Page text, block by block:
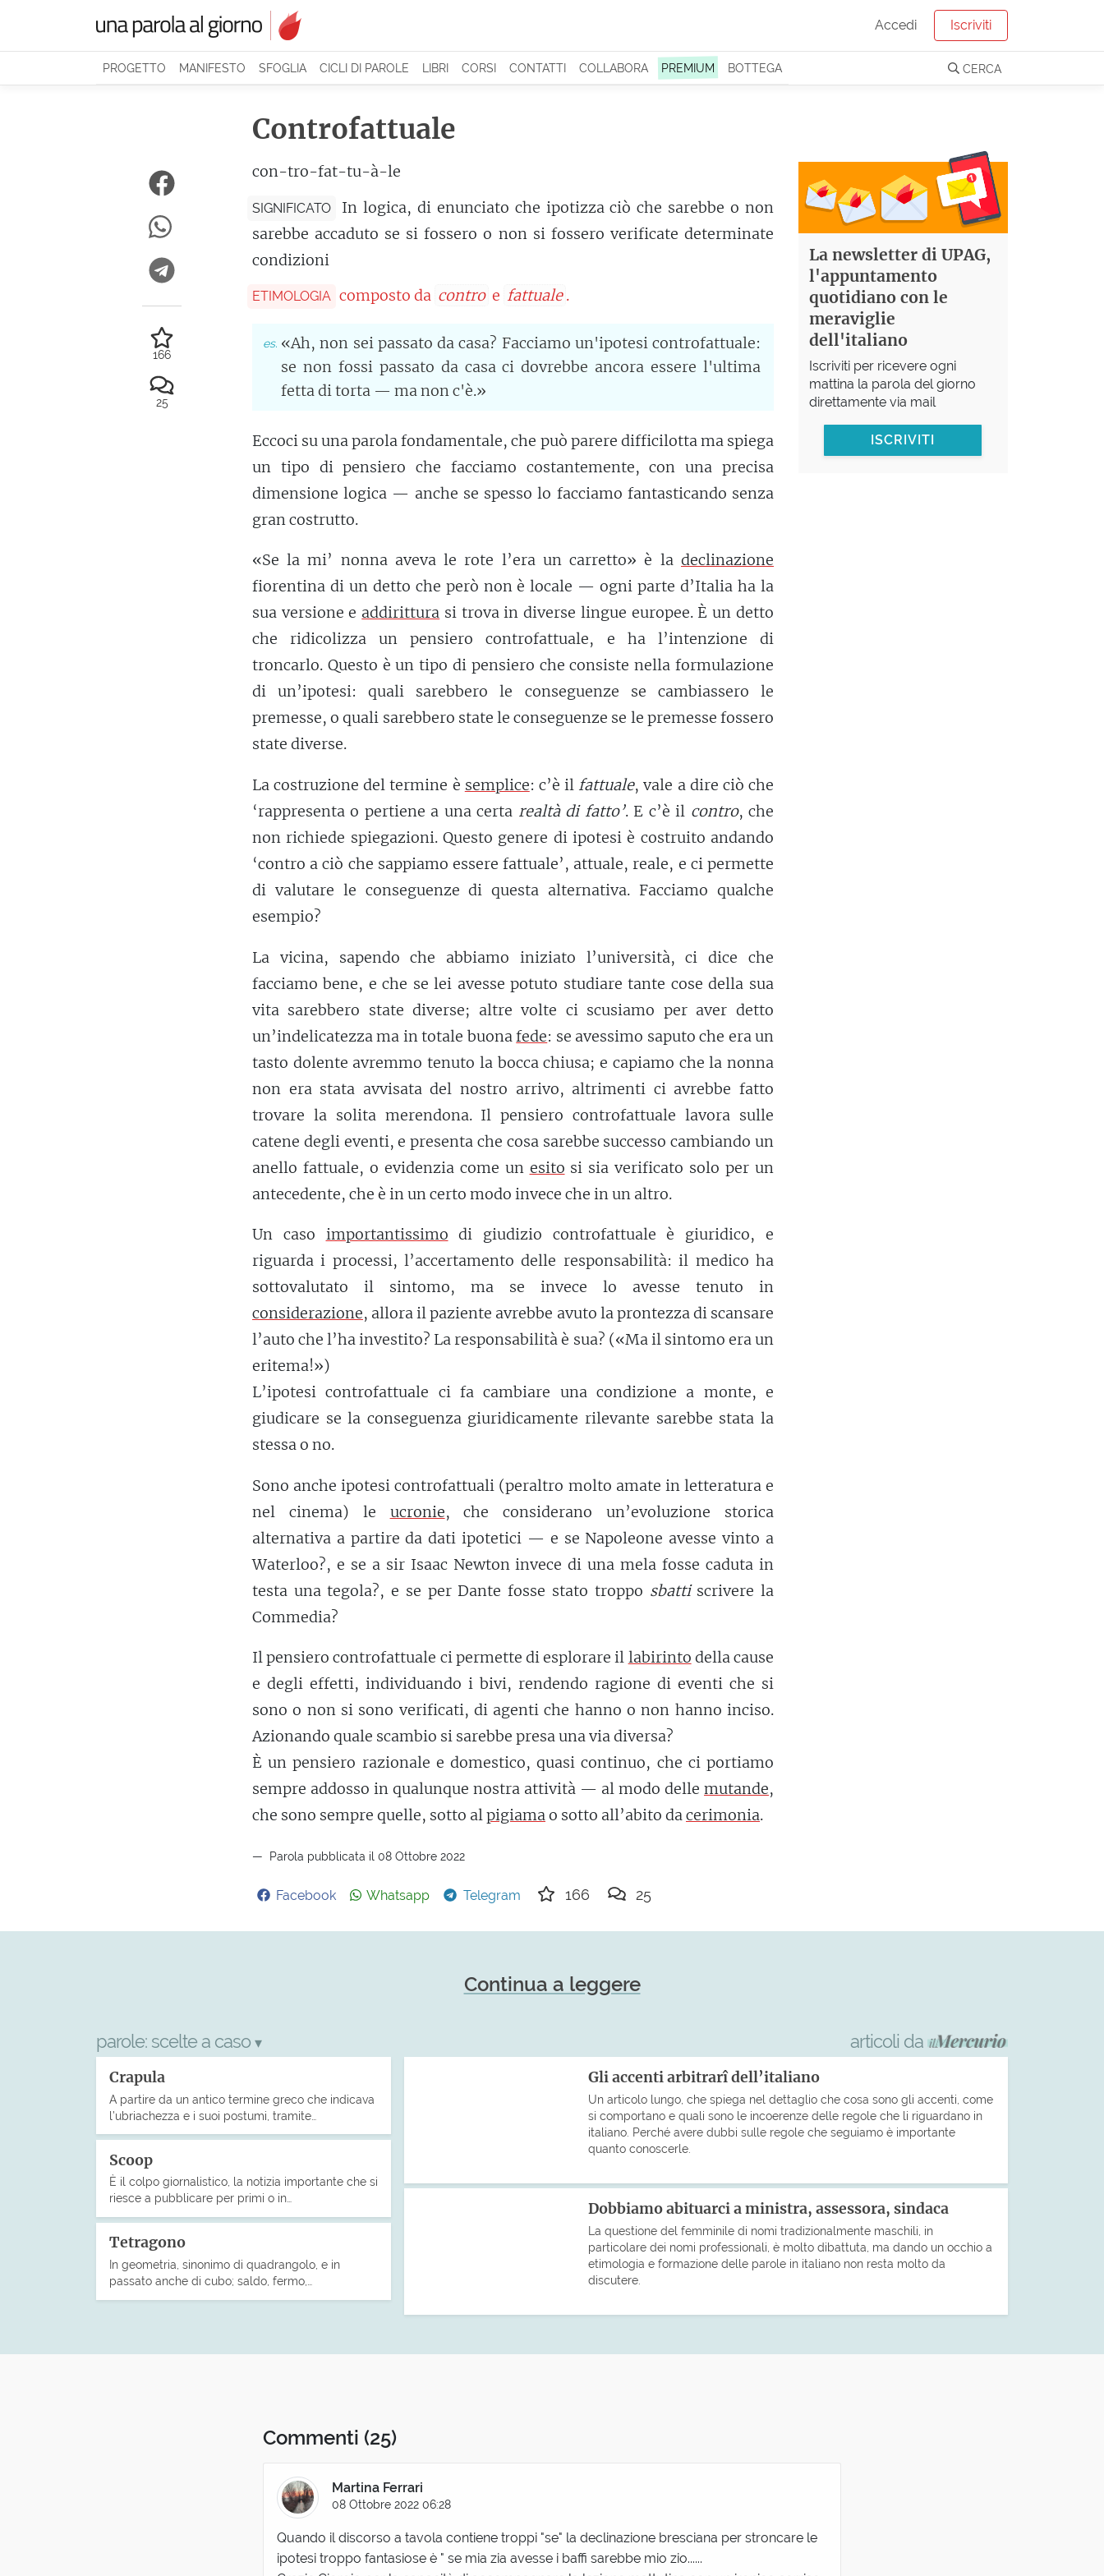
Accedi Iscriviti
PROGETTO MANIFESTO SFOGLIA CICLI DI PAROLE LIBRI CORSI CONTATTI COLLABORA PREMIUM BOTTEGA CERCA
Controfattuale
con-tro-fat-tu-à-le
SIGNIFICATO
In logica, di enunciato che ipotizza ciò che sarebbe o non
sarebbe accaduto se si fossero o non si fossero verificate determinate
condizioni
ETIMOLOGIA composto da contro e fattuale .
«Ah, non sei passato da casa? Facciamo un'ipotesi controfattuale:
se non fossi passato da casa ci dovrebbe ancora essere l'ultima
fetta di torta — ma non c'è.»
Eccoci su una parola fondamentale, che può parere difficilotta ma spiega
un tipo di pensiero che facciamo costantemente, con una precisa
dimensione logica — anche se spesso lo facciamo fantasticando senza
gran costrutto.
«Se la mi’ nonna aveva le rote l’era un carretto» è la declinazione
fiorentina di un detto che però non è locale — ogni parte d’Italia ha la
sua versione e addirittura si trova in diverse lingue europee. È un detto
che ridicolizza un pensiero controfattuale, e ha l’intenzione di
troncarlo. Questo è un tipo di pensiero che consiste nella formulazione
di un’ipotesi: quali sarebbero le conseguenze se cambiassero le
premesse, o quali sarebbero state le conseguenze se le premesse fossero
state diverse.
La costruzione del termine è semplice: c’è il fattuale, vale a dire ciò che
‘rappresenta o pertiene a una certa realtà di fatto’. E c’è il contro, che
non richiede spiegazioni. Questo genere di ipotesi è costruito andando
‘contro a ciò che sappiamo essere fattuale’, attuale, reale, e ci permette
di valutare le conseguenze di questa alternativa. Facciamo qualche
esempio?
La vicina, sapendo che abbiamo iniziato l’università, ci dice che
facciamo bene, e che se lei avesse potuto studiare tante cose della sua
vita sarebbero state diverse; altre volte ci scusiamo per aver detto
un’indelicatezza ma in totale buonafede: se avessimo saputo che era un
tasto dolente avremmo tenuto la bocca chiusa; e capiamo che la nonna
non era stata avvisata del nostro arrivo, altrimenti ci avrebbe fatto
trovare la solita merendona. Il pensiero controfattuale lavora sulle
catene degli eventi, e presenta che cosa sarebbe successo cambiando un
anello fattuale, o evidenzia come un esito si sia verificato solo per un
antecedente, che è in un certo modo invece che in un altro.
Un caso importantissimo di giudizio controfattuale è giuridico, e
riguarda i processi, l’accertamento delle responsabilità: il medico ha
sottovalutato il sintomo, ma se invece lo avesse tenuto in
considerazione, allora il paziente avrebbe avuto la prontezza di scansare
l’auto che l’ha investito? La responsabilità è sua? («Ma il sintomo era un
eritema!»)
L’ipotesi controfattuale ci fa cambiare una condizione a monte, e
giudicare se la conseguenza giuridicamente rilevante sarebbe stata la
stessa o no.
Sono anche ipotesi controfattuali (peraltro molto amate in letteratura e
nel cinema) le ucronie, che considerano un’evoluzione storica
alternativa a partire da dati ipotetici — e se Napoleone avesse vinto a
Waterloo?, e se a sir Isaac Newton invece di una mela fosse caduta in
testa una tegola?, e se per Dante fosse stato troppo sbattiscrivere la
Commedia?
Il pensiero controfattuale ci permette di esplorare il labirinto della cause
e degli effetti, individuando i bivi, rendendo ragione di eventi che si
sono o non si sono verificati, di agenti che hanno o non hanno inciso.
Azionando quale scambio si sarebbe presa una via diversa?
È un pensiero razionale e domestico, quasi continuo, che ci portiamo
sempre addosso in qualunque nostra attività — al modo delle mutande,
che sono sempre quelle, sotto alpigiamao sotto all’abito dacerimonia.
Parola pubblicata il 08 Ottobre 2022
Facebook Whatsapp Telegram 166 25
166
25
La newsletter di UPAG,
l'appuntamento
quotidiano con le
meraviglie
dell'italiano
Iscriviti per ricevere ogni
mattina la parola del giorno
direttamente via mail
ISCRIVITI
Continua a leggere
parole: scelte a caso ▾
Crapula
A partire da un antico termine greco che indicava
l’ubriachezza e i suoi postumi, tramite…
Scoop
È il colpo giornalistico, la notizia importante che si
riesce a pubblicare per primi o in…
Tetragono
In geometria, sinonimo di quadrangolo, e in
passato anche di cubo; saldo, fermo,…
articoli da
Gli accenti arbitrarî dell’italiano
Un articolo lungo, che spiega nel dettaglio che cosa sono gli accenti, come
si comportano e quali sono le incoerenze delle regole che li riguardano in
italiano. Perché avere dubbi sulle regole che seguiamo è importante
quanto conoscerle.
Dobbiamo abituarci a ministra, assessora, sindaca
La questione del femminile di nomi tradizionalmente maschili, in
particolare dei nomi professionali, è molto dibattuta, ma dando un occhio a
etimologia e formazione delle parole in italiano non resta molto da
discutere.
Commenti (25)
Martina Ferrari
08 Ottobre 2022 06:28
Quando il discorso a tavola contiene troppi "se" la declinazione bresciana per stroncare le
ipotesi troppo fantasiose è " se mia zia avesse i baffi sarebbe mio zio......